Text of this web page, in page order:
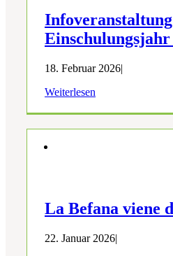
Einschulungsjahr
18. Februar 2026|
Weiterlesen
La Befana viene
22. Januar 2026|